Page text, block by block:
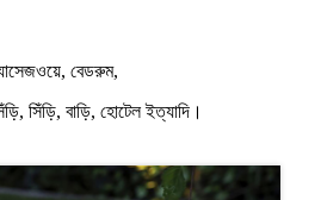
বেডরুম,
সিঁড়ি, বাড়ি, হোটেল ইত্যাদি।